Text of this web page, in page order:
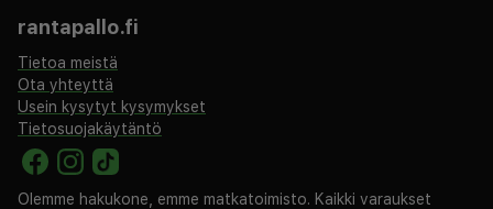
rantapallo.fi
Tietoa meistä
Ota yhteyttä
Usein kysytyt kysymykset
Tietosuojakäytäntö
Olemme hakukone, emme matkatoimisto. Kaikki varaukset